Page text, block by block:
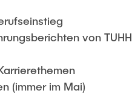
von TUHH
(immer im Mai)